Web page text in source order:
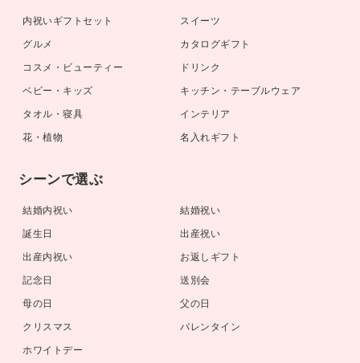
内祝いギフトセット
スイーツ
グルメ
カタログギフト
コスメ・ビューティー
ドリンク
ベビー・キッズ
キッチン・テーブルウェア
タオル・寝具
インテリア
花・植物
名入れギフト
シーンで選ぶ
結婚内祝い
結婚祝い
誕生日
出産祝い
出産内祝い
お返しギフト
記念日
送別会
母の日
父の日
クリスマス
バレンタイン
ホワイトデー